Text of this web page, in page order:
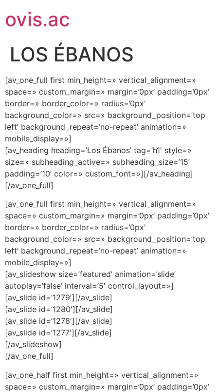
ovis.ac
LOS ÉBANOS
[av_one_full first min_height=» vertical_alignment=»
space=» custom_margin=» margin=’0px’ padding=’0px’
border=» border_color=» radius=’0px’
background_color=» src=» background_position=’top
left’ background_repeat=’no-repeat’ animation=»
mobile_display=»]
[av_heading heading=’Los Ébanos’ tag=’h1′ style=»
size=» subheading_active=» subheading_size=’15’
padding=’10’ color=» custom_font=»][/av_heading]
[/av_one_full]
[av_one_full first min_height=» vertical_alignment=»
space=» custom_margin=» margin=’0px’ padding=’0px’
border=» border_color=» radius=’0px’
background_color=» src=» background_position=’top
left’ background_repeat=’no-repeat’ animation=»
mobile_display=»]
[av_slideshow size=’featured’ animation=’slide’
autoplay=’false’ interval=’5′ control_layout=»]
[av_slide id=’1279′][/av_slide]
[av_slide id=’1280′][/av_slide]
[av_slide id=’1278′][/av_slide]
[av_slide id=’1277′][/av_slide]
[/av_slideshow]
[/av_one_full]
[av_one_half first min_height=» vertical_alignment=»
space=» custom_margin=» margin=’0px’ padding=’0px’